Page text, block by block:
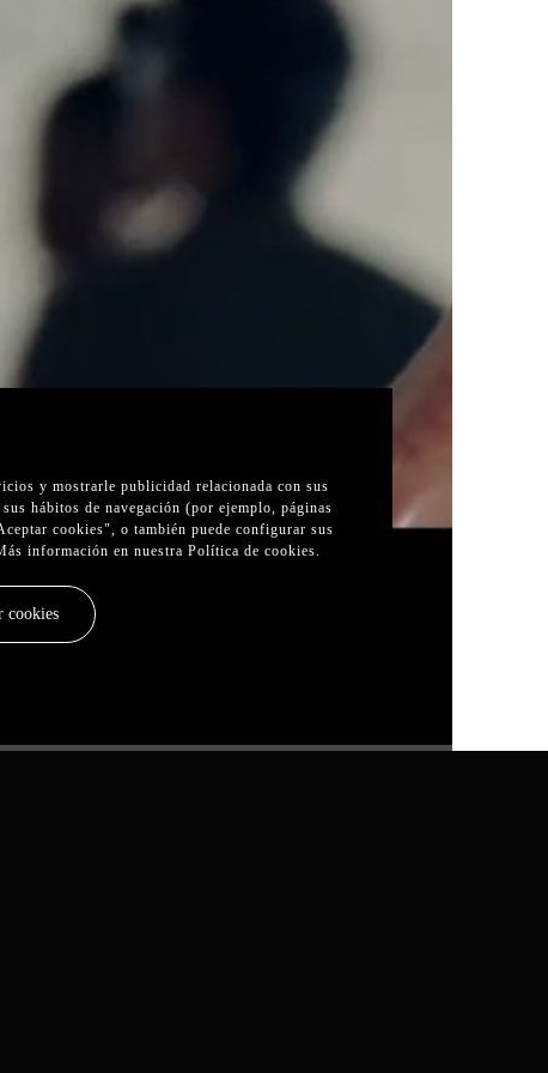
y mostrarle publicidad relacionada con sus
hábitos de navegación (por ejemplo, páginas
cookies", o también puede configurar sus
información en nuestra Política de cookies.
cookies